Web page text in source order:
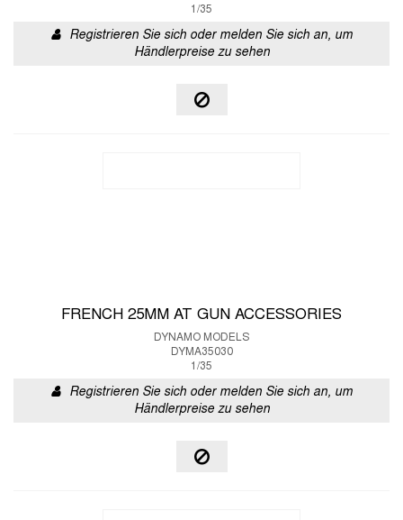
1/35
Registrieren Sie sich oder melden Sie sich an, um
Händlerpreise zu sehen
FRENCH 25MM AT GUN ACCESSORIES
DYNAMO MODELS
DYMA35030
1/35
Registrieren Sie sich oder melden Sie sich an, um
Händlerpreise zu sehen